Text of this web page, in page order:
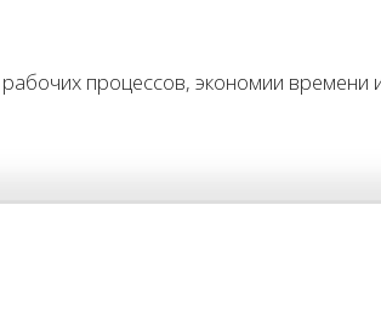
процессов, экономии времени